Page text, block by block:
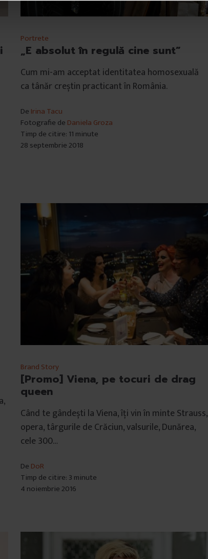
Portrete
„E absolut în regulă cine sunt”
Cum mi-am acceptat identitatea homosexuală
ca tânăr creștin practicant în România.
De Irina Tacu
Fotografie de Daniela Groza
Timp de citire: 11 minute
28 septembrie 2018
Brand Story
[Promo] Viena, pe tocuri de drag
queen
Când te gândești la Viena, îți vin în minte Strauss,
opera, târgurile de Crăciun, valsurile, Dunărea,
cele 300…
De DoR
Timp de citire: 3 minute
4 noiembrie 2016